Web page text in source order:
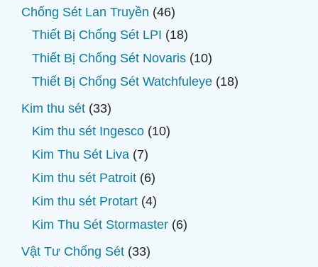
sản
phẩm
Chống Sét Lan Truyền 4646
sản
phẩm
Thiết Bị Chống Sét LPI 1818
sản
phẩm
Thiết Bị Chống Sét Novaris 1010
sản
Thiết Bị Chống Sét Watchfuleye 1818
Kim thu sét 3333
sản
phẩm
Kim thu sét Ingesco 1010
Kim Thu Sét Liva 77
sản
phẩm
Kim thu sét Patroit 66
sản
phẩm
Kim thu sét Protart 44
sản
Kim Thu Sét Stormaster 66
Vật Tư Chống Sét 3333